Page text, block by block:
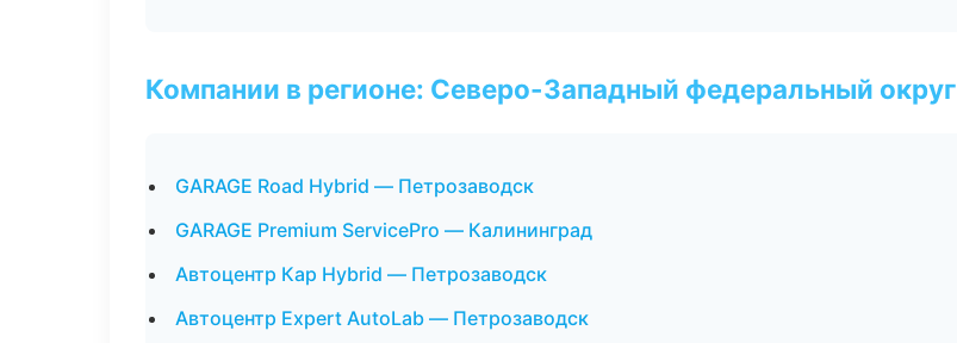
Компании в регионе: Северо-Западный федеральный округ
GARAGE Road Hybrid — Петрозаводск
GARAGE Premium ServicePro — Калининград
Автоцентр Кар Hybrid — Петрозаводск
Автоцентр Expert AutoLab — Петрозаводск